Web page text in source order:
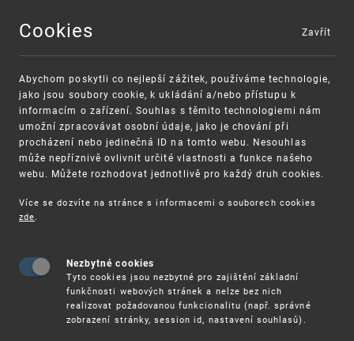
MENU
VAROVÁNÍ
Finanční podpora
Cookies
Abychom poskytli co nejlepší zážitek, používáme technologie,
jako jsou soubory cookie, k ukládání a/nebo přístupu k
informacím o zařízení. Souhlas s těmito technologiemi nám
umožní zpracovávat osobní údaje, jako je chování při
procházení nebo jedinečná ID na tomto webu. Nesouhlas
může nepříznivě ovlivnit určité vlastnosti a funkce našeho
webu. Můžete rozhodovat jednotlivě pro každý druh cookies.
Více se dozvíte na stránce s informacemi o souborech cookies
zde.
Nezbytné cookies
Tyto cookies jsou nezbytné pro zajištění základní
funkčnosti webových stránek a nelze bez nich
realizovat požadovanou funkcionalitu (např. správné
zobrazení stránky, session id, nastavení souhlasů).
Zavřít